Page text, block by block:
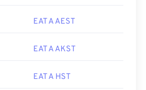
EAT A AEST
EAT A AKST
EAT A HST